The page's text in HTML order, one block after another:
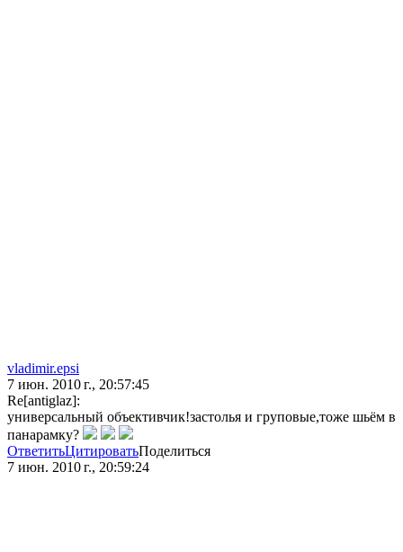
vladimir.epsi
7 июн. 2010 г., 20:57:45
Re[antiglaz]:
универсальный объективчик!застолья и груповые,тоже шьём в
панарамку?
ОтветитьЦитироватьПоделиться
7 июн. 2010 г., 20:59:24